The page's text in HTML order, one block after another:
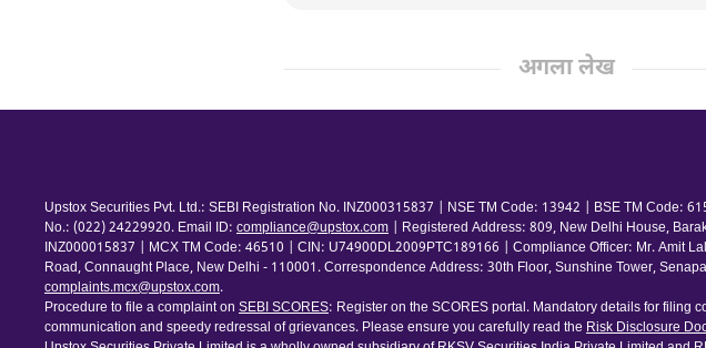
अगला लेख
Upstox Securities Pvt. Ltd.: SEBI Registration No. INZ000315837 | NSE TM Code: 13942 | BSE TM
No.: (022) 24229920. Email ID: compliance@upstox.com
| Registered Address: 809, New Delhi House,
INZ000015837 | MCX TM Code: 46510 | CIN: U74900DL2009PTC189166 | Compliance Officer: Mr. Amit
Road, Connaught Place, New Delhi - 110001. Correspondence Address: 30th Floor, Sunshine Tower,
complaints.mcx@upstox.com.
Procedure to file a complaint on SEBI SCORES: Register on the SCORES portal. Mandatory details for filing
communication and speedy redressal of grievances. Please ensure you carefully read the Risk Disclosure